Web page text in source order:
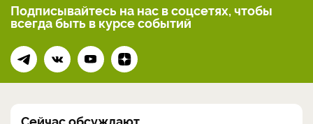
Подписывайтесь на нас в соцсетях, чтобы
всегдабыть в курсе событий
Сейчас обсуждают